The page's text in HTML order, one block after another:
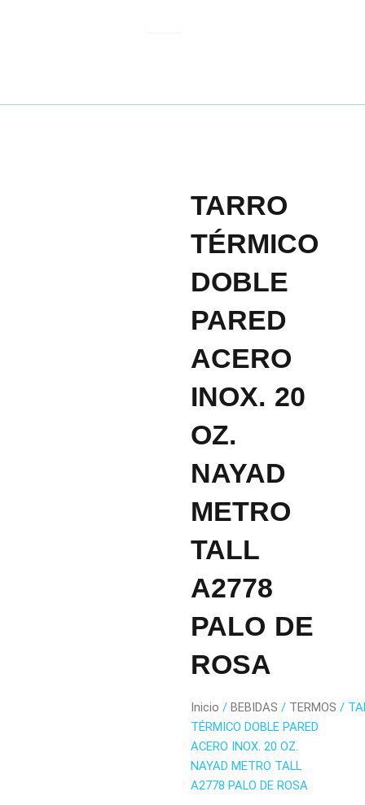
TARRO
TÉRMICO
DOBLE
PARED
ACERO
INOX. 20
OZ.
NAYAD
METRO
TALL
A2778
PALO DE
ROSA
Inicio / BEBIDAS / TERMOS /
TÉRMICO DOBLE PARED
ACERO INOX. 20 OZ.
NAYAD METRO TALL
A2778 PALO DE ROSA